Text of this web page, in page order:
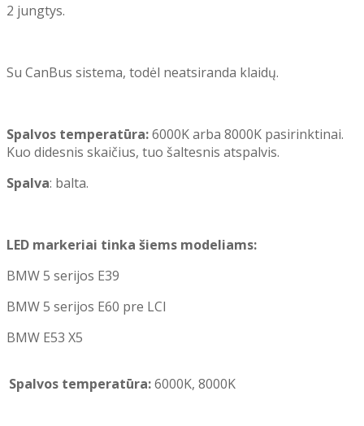
2 jungtys.
Su CanBus sistema, todėl neatsiranda klaidų.
Spalvos temperatūra:6000K arba 8000K pasirinktinai.
Kuo didesnis skaičius, tuo šaltesnis atspalvis.
Spalva: balta.
LED markeriai tinka šiems modeliams:
BMW 5 serijos E39
BMW 5 serijos E60 pre LCI
BMW E53 X5
Spalvos temperatūra:6000K, 8000K